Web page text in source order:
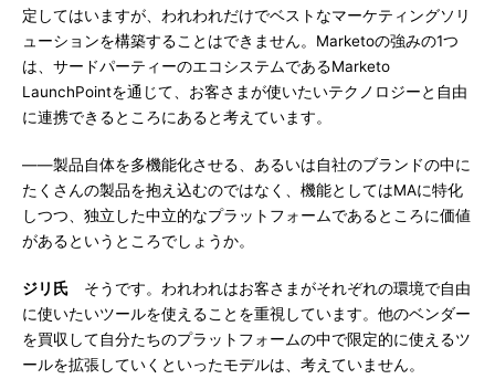
定してはいますが、われわれだけでベストなマーケティングソリ
ューションを構築することはできません。Marketoの強みの1つ
は、サードパーティーのエコシステムであるMarketo
LaunchPointを通じて、お客さまが使いたいテクノロジーと自由
に連携できるところにあると考えています。
――製品自体を多機能化させる、あるいは自社のブランドの中に
たくさんの製品を抱え込むのではなく、機能としてはMAに特化
しつつ、独立した中立的なプラットフォームであるところに価値
があるというところでしょうか。
ジリ氏 そうです。われわれはお客さまがそれぞれの環境で自由
に使いたいツールを使えることを重視しています。他のベンダー
を買収して自分たちのプラットフォームの中で限定的に使えるツ
ールを拡張していくといったモデルは、考えていません。